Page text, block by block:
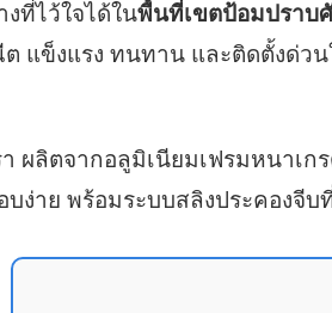
ที่ไว้ใจได้ในพื้นที่เขตป้อมปราบ
แข็งแรง ทนทาน และติดตั้งด่ว
ผลิตจากอลูมิเนียมเฟรมหนาเ
ง่าย พร้อมระบบสลิงประคองจี